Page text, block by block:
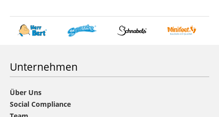
Unternehmen
Über Uns
Social Compliance